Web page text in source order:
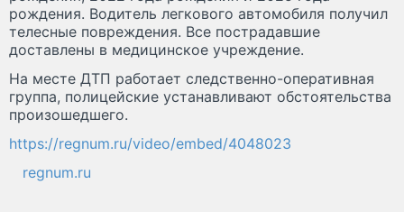
рождения. Водитель легкового автомобиля получил
телесные повреждения. Все пострадавшие
доставлены в медицинское учреждение.
На месте ДТП работает следственно-оперативная
группа, полицейские устанавливают обстоятельства
произошедшего.
https://regnum.ru/video/embed/4048023
regnum.ru